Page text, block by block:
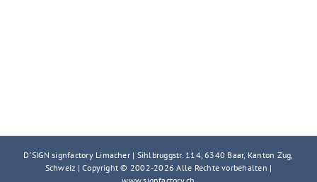
D'SIGN signfactory Limacher | Sihlbruggstr. 114, 6340 Baar, Kanton Zug,
Schweiz | Copyright © 2002-2026 Alle Rechte vorbehalten |